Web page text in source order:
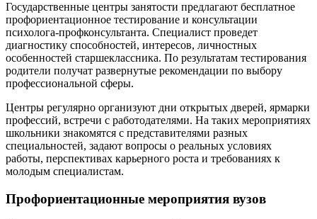
Государственные центры занятости предлагают бесплатное
профориентационное тестирование и консультации
психолога-профконсультанта. Специалист проведет
диагностику способностей, интересов, личностных
особенностей старшеклассника. По результатам тестирования
родители получат развернутые рекомендации по выбору
профессиональной сферы.
Центры регулярно организуют дни открытых дверей, ярмарки
профессий, встречи с работодателями. На таких мероприятиях
школьники знакомятся с представителями разных
специальностей, задают вопросы о реальных условиях
работы, перспективах карьерного роста и требованиях к
молодым специалистам.
Профориентационные мероприятия вузов